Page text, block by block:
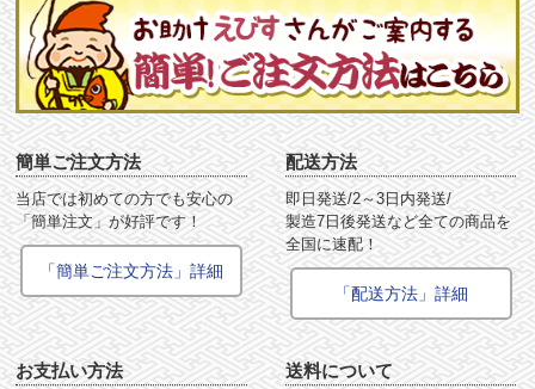
簡単ご注文方法
当店では初めての方でも安心の
「簡単注文」が好評です！
「簡単ご注文方法」詳細
配送方法
即日発送/2～3日内発送/
製造7日後発送など全ての商品を
全国に速配！
「配送方法」詳細
お支払い方法 送料について